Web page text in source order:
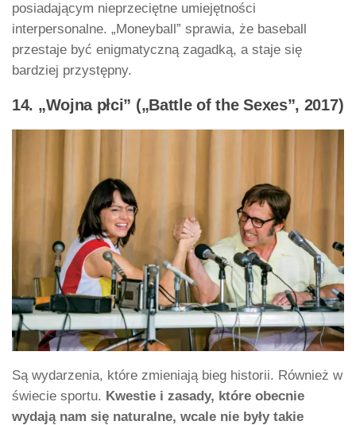
posiadającym nieprzeciętne umiejętności
interpersonalne. „Moneyball” sprawia, że baseball
przestaje być enigmatyczną zagadką, a staje się
bardziej przystępny.
14. „Wojna płci” („Battle of the Sexes”, 2017)
Są wydarzenia, które zmieniają bieg historii. Również w
świecie sportu. Kwestie i zasady, które obecnie
wydają nam się naturalne, wcale nie były takie